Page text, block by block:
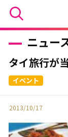
ニュー
タイ旅行が
2013/10/17